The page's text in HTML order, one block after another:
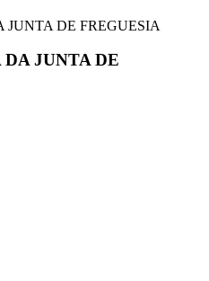
JUNTA DE